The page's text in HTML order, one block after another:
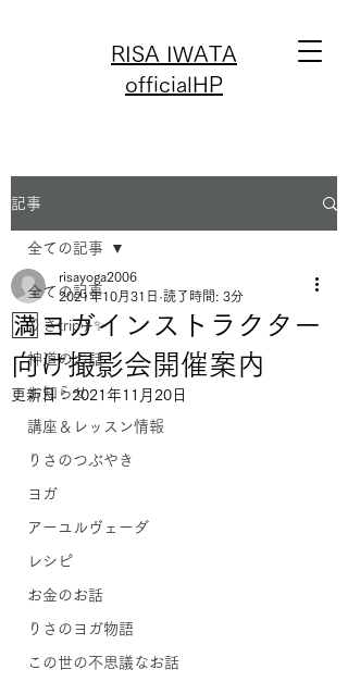
RISA IWATA
officialHP
記事
全ての記事
りさtrip✈️✨
神道のお話
お知らせ
講座＆レッスン情報
りさのつぶやき
ヨガ
アーユルヴェーダ
レシピ
お金のお話
りさのヨガ物語
この世の不思議なお話
全ての記事
🈵ヨガインストラクター
向け撮影会開催案内
risayoga2006
2021年10月31日 読了時間: 3分
更新日：2021年11月20日